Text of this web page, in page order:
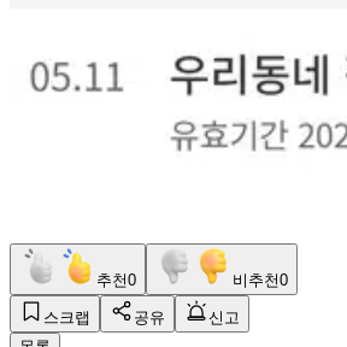
추천0 비추천0
스크랩 공유
신고